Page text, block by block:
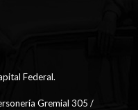
Federal.
Gremial 305 /